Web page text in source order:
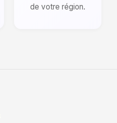
de votre région.